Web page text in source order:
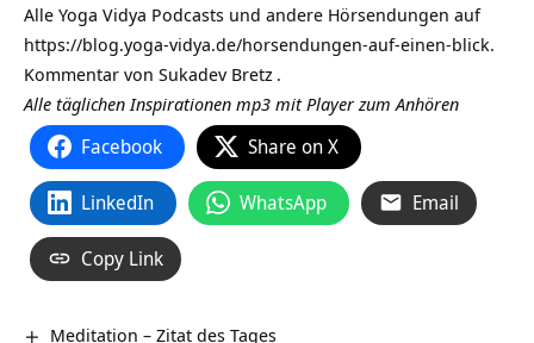
Alle Yoga Vidya Podcasts und andere Hörsendungen auf
https://blog.yoga-vidya.de/horsendungen-auf-einen-blick.
Kommentar von Sukadev Bretz .
Alle täglichen Inspirationen mp3 mit Player zum Anhören
Facebook Share on X
LinkedIn WhatsApp Email
Copy Link
Meditation – Zitat des Tages